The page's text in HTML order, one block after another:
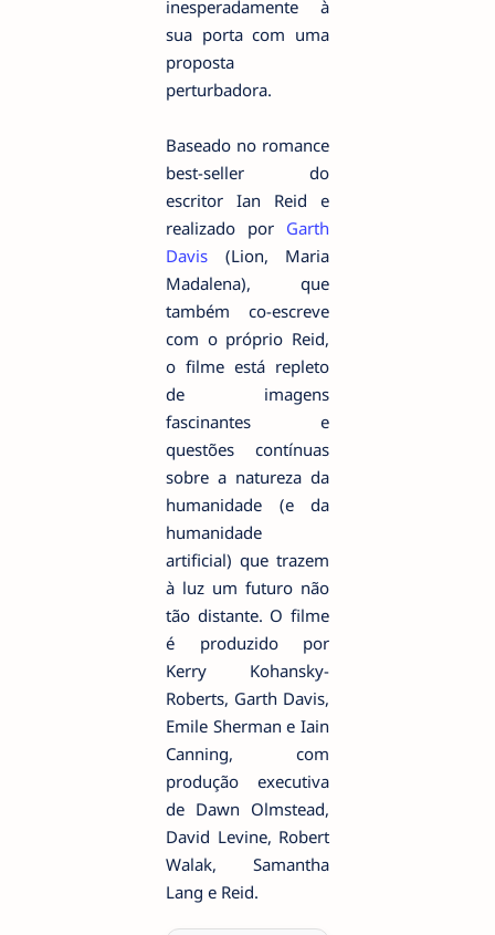
inesperadamente à
sua porta com uma
proposta
perturbadora.
Baseado no romance
best-seller do
escritor Ian Reid e
realizado por Garth
Davis (Lion, Maria
Madalena), que
também co-escreve
com o próprio Reid,
o filme está repleto
de imagens
fascinantes e
questões contínuas
sobre a natureza da
humanidade (e da
humanidade
artificial) que trazem
à luz um futuro não
tão distante. O filme
é produzido por
Kerry Kohansky-
Roberts, Garth Davis,
Emile Sherman e Iain
Canning, com
produção executiva
de Dawn Olmstead,
David Levine, Robert
Walak, Samantha
Lang e Reid.